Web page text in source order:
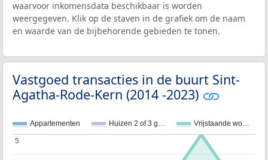
waarvoor inkomensdata beschikbaar is worden
weergegeven. Klik op de staven in de grafiek om de naam
en waarde van de bijbehorende gebieden te tonen.
Vastgoed transacties in de buurt Sint-
Agatha-Rode-Kern (2014 -2023)
Appartementen Huizen 2 of 3 g… Vrijstaande wo…
5
5